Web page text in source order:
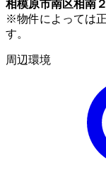
相模原市南区相南
※物件によっては
す。
周辺環境